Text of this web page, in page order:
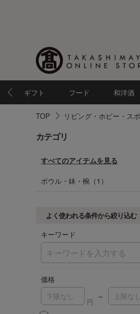
ギフト フード 和洋酒
TOP リビング・ホビー・ス
カテゴリ
すべてのアイテムを見る
ボウル・鉢・椀（1）
よく使われる条件から絞り込む
キーワード
価格
～